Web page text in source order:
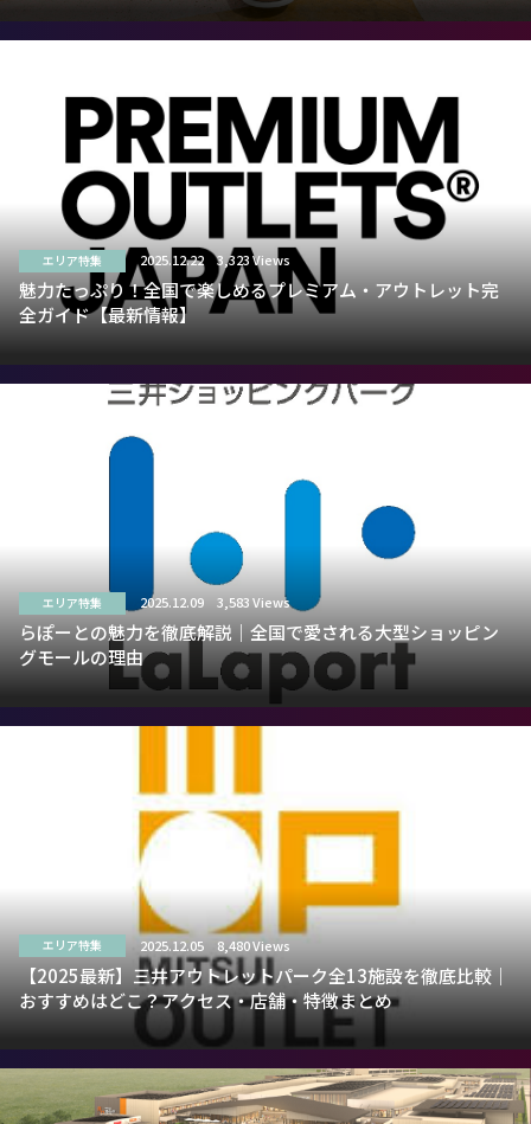
エリア特集 2025.12.22 3,323 Views
魅力たっぷり！全国で楽しめるプレミアム・アウトレット完
全ガイド【最新情報】
エリア特集 2025.12.09 3,583 Views
らぽーとの魅力を徹底解説｜全国で愛される大型ショッピン
グモールの理由
エリア特集 2025.12.05 8,480 Views
【2025最新】三井アウトレットパーク全13施設を徹底比較｜
おすすめはどこ？アクセス・店舗・特徴まとめ